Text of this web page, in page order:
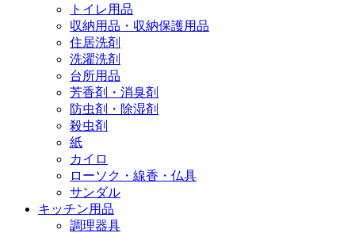
トイレ用品
収納用品・収納保護用品
住居洗剤
洗濯洗剤
台所用品
芳香剤・消臭剤
防虫剤・除湿剤
殺虫剤
紙
カイロ
ローソク・線香・仏具
サンダル
キッチン用品
調理器具